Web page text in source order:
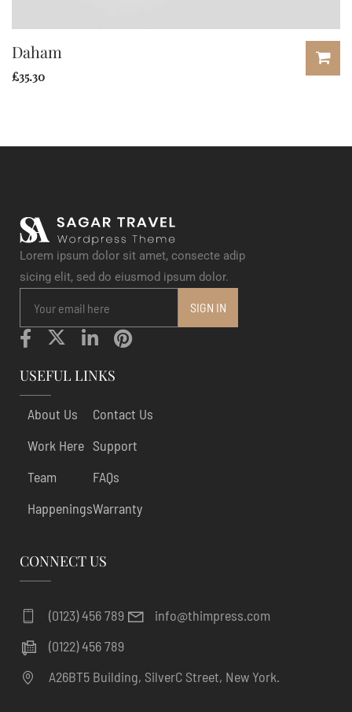
Daham
£35.30
Lorem ipsum dolor sit amet, consecte adip
sicing elit, sed do eiusmod ipsum dolor.
USEFUL LINKS
About Us
Work Here
Team
Happenings
Contact Us
Support
FAQs
Warranty
CONNECT US
(0123) 456 789
info@thimpress.com
(0122) 456 789
A26BT5 Building, SilverC Street, New York.